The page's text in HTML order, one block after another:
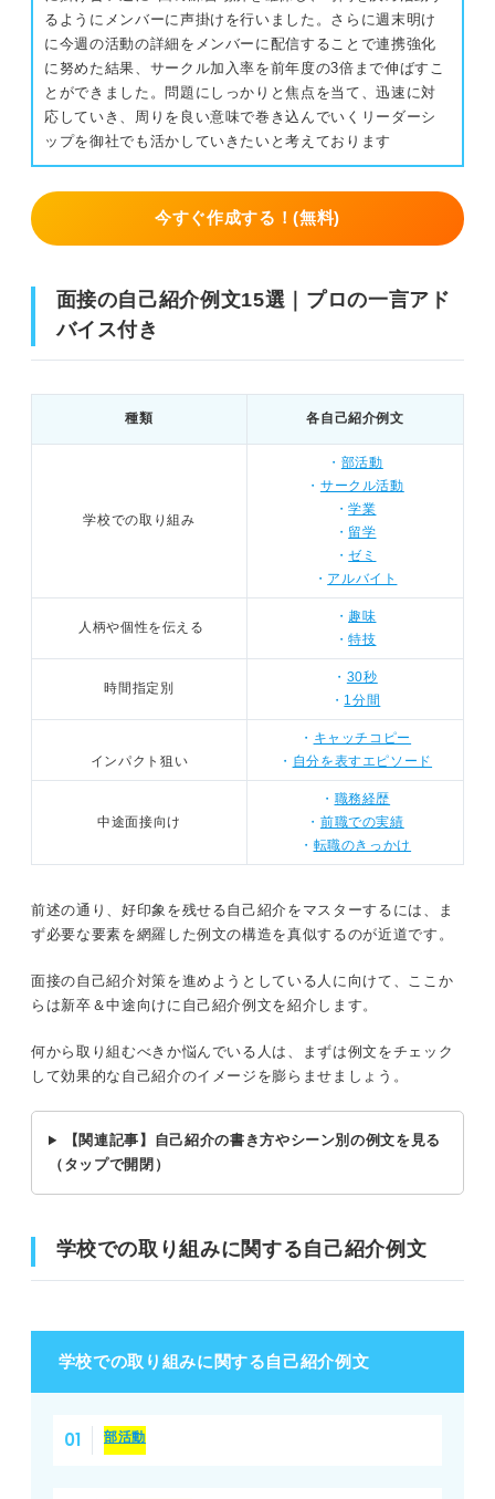
るようにメンバーに声掛けを行いました。さらに週末明け
に今週の活動の詳細をメンバーに配信することで連携強化
に努めた結果、サークル加入率を前年度の3倍まで伸ばすこ
とができました。問題にしっかりと焦点を当て、迅速に対
応していき、周りを良い意味で巻き込んでいくリーダーシ
ップを御社でも活かしていきたいと考えております
今すぐ作成する！(無料)
面接の自己紹介例文15選｜プロの一言アド
バイス付き
種類 各自己紹介例文
学校での取り組み
・ 部活動
・ サークル活動
・学業
・ 留学
・ゼミ
・ アルバイト
人柄や個性を伝える
・ 趣味
・特技
時間指定別
・ 30秒
・ 1分間
インパクト狙い
・ キャッチコピー
・ 自分を表すエピソード
中途面接向け
・ 職務経歴
・ 前職での実績
・ 転職のきっかけ
前述の通り、好印象を残せる自己紹介をマスターするには、ま
ず必要な要素を網羅した例文の構造を真似するのが近道です。
面接の自己紹介対策を進めようとしている人に向けて、ここか
らは新卒＆中途向けに自己紹介例文を紹介します。
何から取り組むべきか悩んでいる人は、まずは例文をチェック
して効果的な自己紹介のイメージを膨らませましょう。
【関連記事】自己紹介の書き方やシーン別の例文を見る
（タップで開閉）
学校での取り組みに関する自己紹介例文
学校での取り組みに関する自己紹介例文
部活動